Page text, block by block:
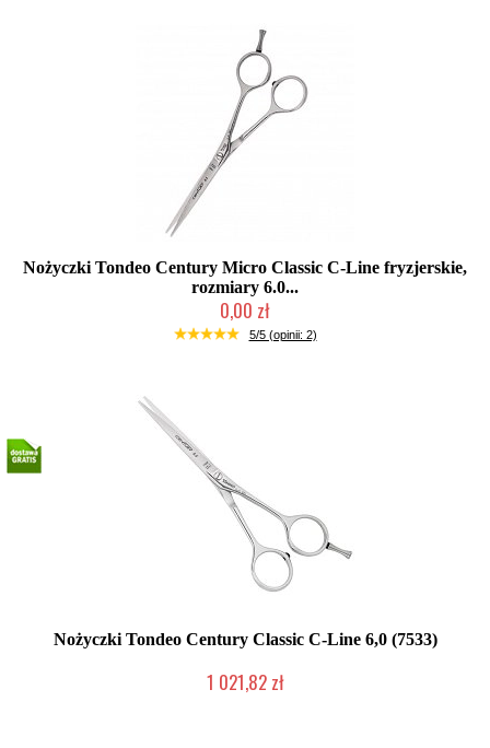
Nożyczki Tondeo Century Micro Classic C-Line fryzjerskie,
rozmiary 6.0...
0,00 zł
2-5 dni roboczych
5/5 (opinii: 2)
Nożyczki Tondeo Century Classic C-Line 6,0 (7533)
1 021,82 zł